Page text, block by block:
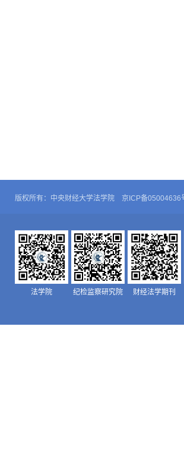
版权所有：中央财经大学法学院 京ICP备05004636
法学院 纪检监察研究院 财经法学期刊